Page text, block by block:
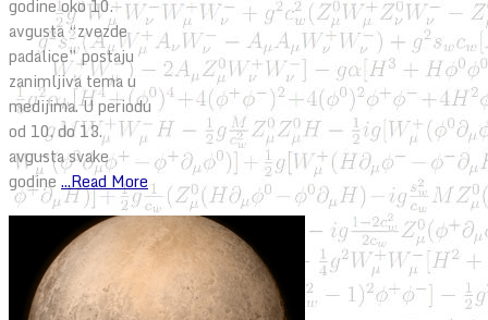
godine oko 10.
avgusta “zvezde
padalice” postaju
zanimljiva tema u
medijima. U periodu
od 10. do 13.
avgusta svake
godine...Read More